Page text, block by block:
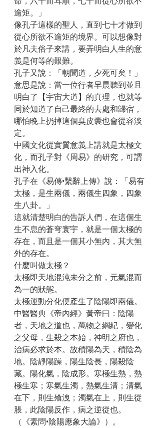
逾矩。」
像孔子這樣的聖人，直到七十才做到
從心所欲不逾矩的境界。可以想像對
於凡夫俗子來講，要弄明白人生的意
義是何等的艱難。
孔子又說：「朝聞道，夕死可矣！」
意思是說：當一位行者早晨聽到並且
明白了【宇宙大道】的真理，也就等
同於知道了自己最終的去處和歸宿，
哪怕晚上扔掉這個臭皮囊也會從容淡
定。
中國文化從實質意義上講就是太極文
化，而孔子對《周易》的研究，可謂
出神入化。
孔子在《易傳•繫辭上傳》說：「易有
太極，是生兩儀，兩儀生四象，四象
生八卦。」
這就清楚明白的告訴人們，在這個生
生不息的蒼穹寰宇，就是一個太極的
存在，而且是一個其小無內，其大無
外的存在。
什麼叫做太極？
太極即天地混沌未分之前，元氣混而
為一的狀態。
太極運動分化便產生了陰陽即兩儀。
中醫醫典《帝內經》黃帝曰：陰陽
者，天地之道也，萬物之綱紀，變化
之父母，生殺之本始，神明之府也，
治病必求於本。故積陽為天，積陰為
地。陰靜陽躁，陽生陰長，陽殺陰
藏。陽化氣，陰成形。寒極生熱，熱
極生寒；寒氣生濁，熱氣生清；清氣
在下，則生飧洩；濁氣在上，則生從
脹，此陰陽反作，病之逆從也。
（《素問•陰陽應象大論》）。